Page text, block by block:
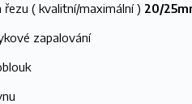
řezu ( kvalitní/maximální ) 20/
zapalování